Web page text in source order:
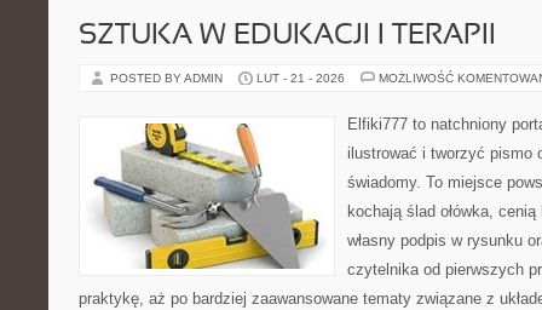
SZTUKA W EDUKACJI I TERAPII
POSTED BY ADMIN LUT - 21 - 2026 MOŻLIWOŚĆ
Elfiki777 to natchniony
ilustrować i tworzyć pismo
świadomy. To miejsce
kochają ślad ołówka,
własny podpis w rysunku
czytelnika od pierwszych
praktykę, aż po bardziej zaawansowane tematy związane z